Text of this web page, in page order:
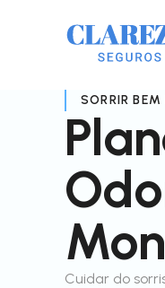
SORRIR
Cuidar do